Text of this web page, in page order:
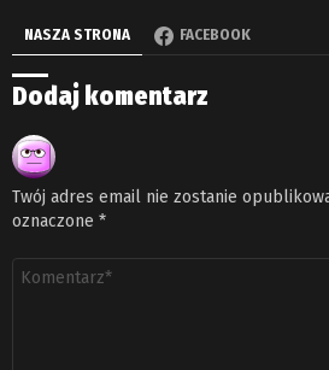
NASZA STRONA FACEBOOK
Dodaj komentarz
Twój adres email nie zostanie
oznaczone *
Komentarz